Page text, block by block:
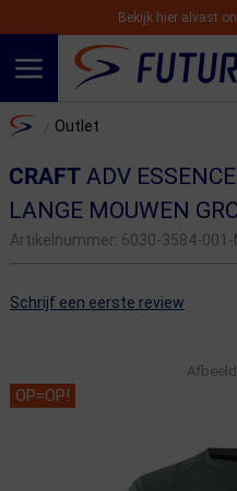
Bekijk hier alvast
Home Outlet
CRAFTADV
LANGE MOUWEN
Artikelnummer: 6030-3584-001-
Schrijf een eerste review
OP=OP!